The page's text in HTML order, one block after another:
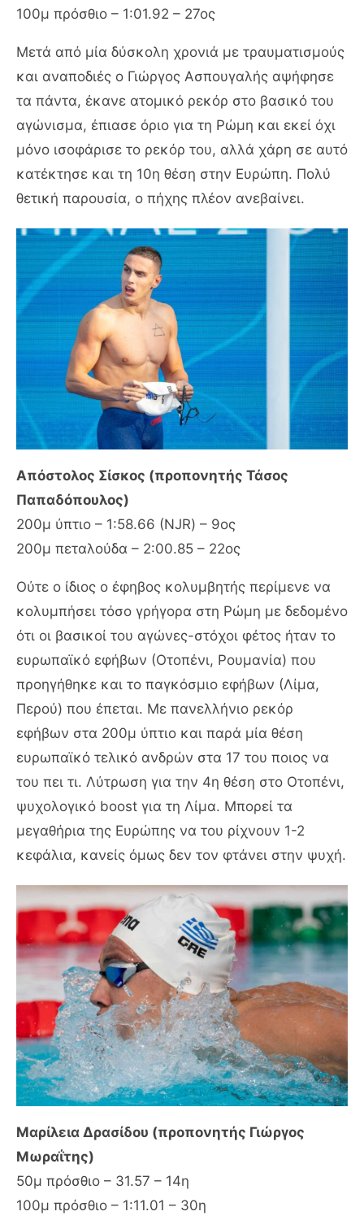
100μ πρόσθιο – 1:01.92 – 27ος
Μετά από μία δύσκολη χρονιά με τραυματισμούς
και αναποδιές ο Γιώργος Ασπουγαλής αψήφησε
τα πάντα, έκανε ατομικό ρεκόρ στο βασικό του
αγώνισμα, έπιασε όριο για τη Ρώμη και εκεί όχι
μόνο ισοφάρισε το ρεκόρ του, αλλά χάρη σε αυτό
κατέκτησε και τη 10η θέση στην Ευρώπη. Πολύ
θετική παρουσία, ο πήχης πλέον ανεβαίνει.
Απόστολος Σίσκος (προπονητής Τάσος
Παπαδόπουλος)
200μ ύπτιο – 1:58.66 (NJR) – 9ος
200μ πεταλούδα – 2:00.85 – 22ος
Ούτε ο ίδιος ο έφηβος κολυμβητής περίμενε να
κολυμπήσει τόσο γρήγορα στη Ρώμη με δεδομένο
ότι οι βασικοί του αγώνες-στόχοι φέτος ήταν το
ευρωπαϊκό εφήβων (Οτοπένι, Ρουμανία) που
προηγήθηκε και το παγκόσμιο εφήβων (Λίμα,
Περού) που έπεται. Με πανελλήνιο ρεκόρ
εφήβων στα 200μ ύπτιο και παρά μία θέση
ευρωπαϊκό τελικό ανδρών στα 17 του ποιος να
του πει τι. Λύτρωση για την 4η θέση στο Οτοπένι,
ψυχολογικό boost για τη Λίμα. Μπορεί τα
μεγαθήρια της Ευρώπης να του ρίχνουν 1-2
κεφάλια, κανείς όμως δεν τον φτάνει στην ψυχή.
Μαρίλεια Δρασίδου (προπονητής Γιώργος
Μωραΐτης)
50μ πρόσθιο – 31.57 – 14η
100μ πρόσθιο – 1:11.01 – 30η